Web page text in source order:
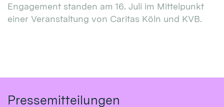
Engagement standen am 16. Juli im Mittelpunkt
einer Veranstaltung von Caritas Köln und KVB.
Pressemitteilungen